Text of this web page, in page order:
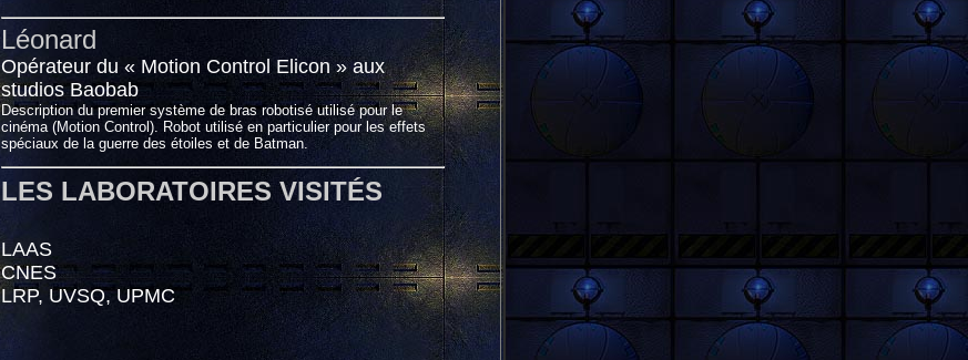
Léonard
Opérateur du « Motion Control Elicon » aux
studios Baobab
Description du premier système de bras robotisé utilisé pour le
cinéma (Motion Control). Robot utilisé en particulier pour les effets
spéciaux de la guerre des étoiles et de Batman.
LES LABORATOIRES VISITÉS
LAAS
CNES
LRP, UVSQ, UPMC